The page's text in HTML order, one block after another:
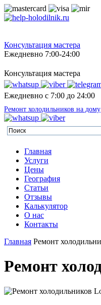
Консультация мастера
Ежедневно 7:00-24:00
Консультация мастера
Ежедневно с 7:00 до 24:00
Ремонт холодильников на дому
Главная
Услуги
Цены
География
Статьи
Отзывы
Калькулятор
О нас
Контакты
Главная Ремонт
Ремонт